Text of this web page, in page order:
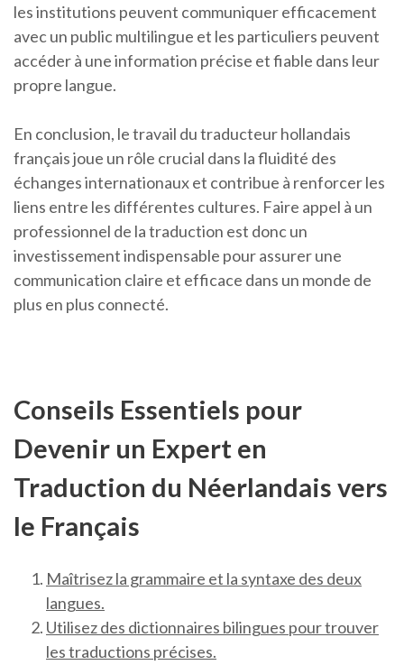
les institutions peuvent communiquer efficacement
avec un public multilingue et les particuliers peuvent
accéder à une information précise et fiable dans leur
propre langue.
En conclusion, le travail du traducteur hollandais
français joue un rôle crucial dans la fluidité des
échanges internationaux et contribue à renforcer les
liens entre les différentes cultures. Faire appel à un
professionnel de la traduction est donc un
investissement indispensable pour assurer une
communication claire et efficace dans un monde de
plus en plus connecté.
Conseils Essentiels pour
Devenir un Expert en
Traduction du Néerlandais vers
le Français
Maîtrisez la grammaire et la syntaxe des deux
langues.
Utilisez des dictionnaires bilingues pour trouver
les traductions précises.